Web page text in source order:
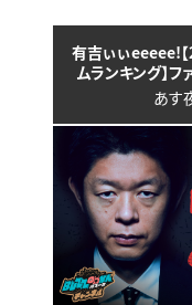
有吉ぃぃeeeee!
ムランキング】
あす